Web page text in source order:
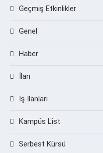
Geçmiş Etkinlikler
Genel
Haber
İlan
İş İlanları
Kampüs List
Serbest Kürsü